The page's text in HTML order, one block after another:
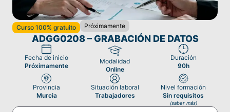
Curso 100% gratuito Próximamente
ADGG0208 – GRABACIÓN DE DATOS
Fecha de inicio
Próximamente
Modalidad
Online
Duración
90h
Provincia
Murcia
Situación laboral
Trabajadores
Nivel formación
Sin requisitos
(saber más)